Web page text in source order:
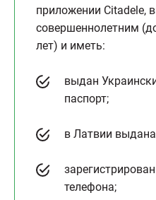
приложении Citadele,
совершеннолетним
лет) и иметь:
выдан
паспорт;
в Латвии
телефона;